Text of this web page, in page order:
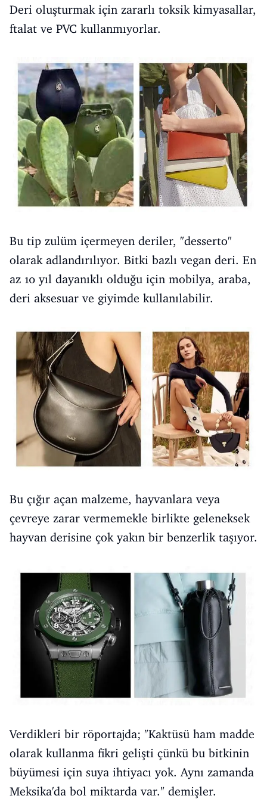
Deri oluşturmak için zararlı toksik kimyasallar,
ftalat ve PVC kullanmıyorlar.
Bu tip zulüm içermeyen deriler, "desserto"
olarak adlandırılıyor. Bitki bazlı vegan deri. En
az 10 yıl dayanıklı olduğu için mobilya, araba,
deri aksesuar ve giyimde kullanılabilir.
Bu çığır açan malzeme, hayvanlara veya
çevreye zarar vermemekle birlikte geleneksek
hayvan derisine çok yakın bir benzerlik taşıyor.
Verdikleri bir röportajda; "Kaktüsü ham madde
olarak kullanma fikri gelişti çünkü bu bitkinin
büyümesi için suya ihtiyacı yok. Aynı zamanda
Meksika'da bol miktarda var." demişler.